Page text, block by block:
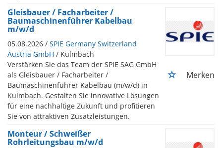
Gleisbauer / Facharbeiter /
Baumaschinenführer Kabelbau
m/w/d
05.08.2026 / SPIE Germany Switzerland
Austria GmbH / Kulmbach
Verstärken Sie das Team der SPIE SAG GmbH
als Gleisbauer / Facharbeiter /
Baumaschinenführer Kabelbau (m/w/d) in
Kulmbach. Gestalten Sie innovative Lösungen
für eine nachhaltige Zukunft und profitieren
Sie von attraktiven Zusatzleistungen.
Merken
Monteur / Schweißer
Rohrleitungsbau m/w/d